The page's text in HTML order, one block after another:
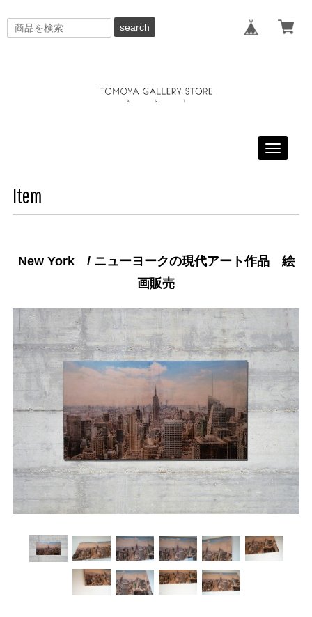
search
Toggle
Item
New York / ニューヨークの現代アート作品 絵
画販売